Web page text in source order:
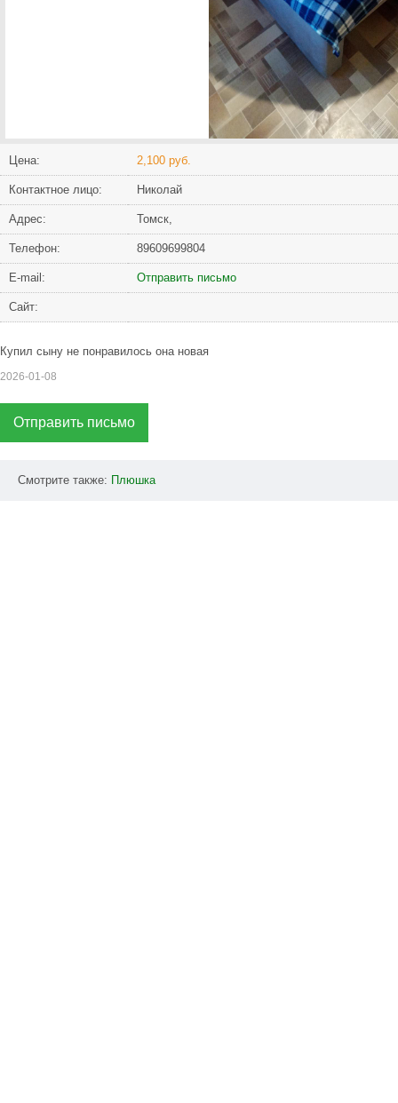
Цена: 2,100 руб.
Контактное лицо: Николай
Адрес: Томск,
Телефон: 89609699804
Е-mail: Отправить письмо
Сайт:
Купил сыну не понравилось она новая
2026-01-08
Отправить письмо
Смотрите также: Плюшка